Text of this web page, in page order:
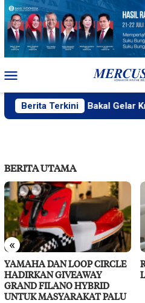
Loncat
konten
Mobile
Berita Terkini
Ngataku Bakal Gelar
BERITA UTAMA
«
YAMAHA DAN LOOP CIRCLE
HADIRKAN GIVEAWAY
GRAND FILANO HYBRID
UNTUK MASYARAKAT PALU